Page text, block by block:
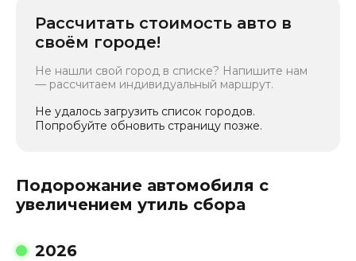
Рассчитать стоимость авто в
своём городе!
Не нашли свой город в списке? Напишите нам
— рассчитаем индивидуальный маршрут.
Не удалось загрузить список городов.
Попробуйте обновить страницу позже.
Подорожание автомобиля с
увеличением утиль сбора
2026